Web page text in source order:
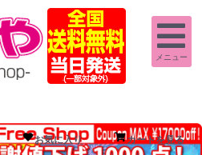
メニュー
お気に入り カートを見る